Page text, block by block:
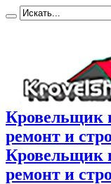
Кровельщик
ремонт и
Кровельщик
ремонт и